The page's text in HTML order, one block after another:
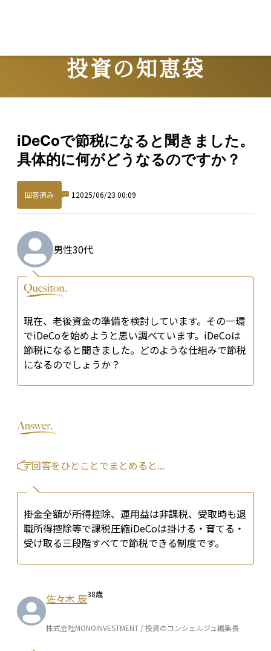
投資の知恵袋
iDeCoで節税になると聞きました。
具体的に何がどうなるのですか？
回答済み 1 2025/06/23 00:09
男性30代
現在、老後資金の準備を検討しています。その一環
でiDeCoを始めようと思い調べています。iDeCoは
節税になると聞きました。どのような仕組みで節税
になるのでしょうか？
回答をひとことでまとめると...
掛金全額が所得控除、運用益は非課税、受取時も退
職所得控除等で課税圧縮――iDeCoは掛ける・育てる・
受け取る三段階すべてで節税できる制度です。
佐々木 辰38歳
株式会社MONOINVESTMENT / 投資のコンシェルジュ編集長